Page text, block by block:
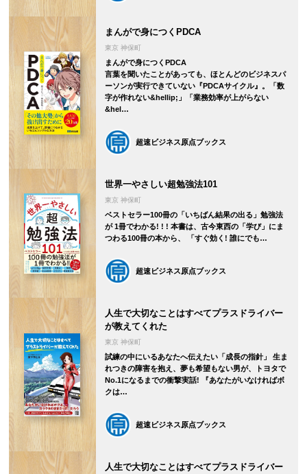
まんがで身につくPDCA
東京 神保町
まんがで身につくPDCA
言葉を聞いたことがあっても、ほとんどのビジネスパ
ーソンが実行できていない『PDCAサイクル』。「数
字が作れない&hellip;」「業務効率が上がらない
&hel…
超速ビジネス原点ブックス
世界一やさしい超勉強法101
東京 神保町
ベストセラー100冊の「いちばん結果の出る」勉強法
が 1冊でわかる! ! ! 本書は、古今東西の「学び」にま
つわる100冊の本から、 「すぐ効く! 誰にでも…
超速ビジネス原点ブックス
人生で大切なことはすべてプラスドライバー
が教えてくれた
東京 神保町
試練の中にいるあなたへ伝えたい「成長の指針」 生ま
れつきの障害を抱え、夢も希望もない男が、トヨタで
No.1になるまでの衝撃実話! 『あなたがいなければボ
クは…
超速ビジネス原点ブックス
人生で大切なことはすべてプラスドライバー